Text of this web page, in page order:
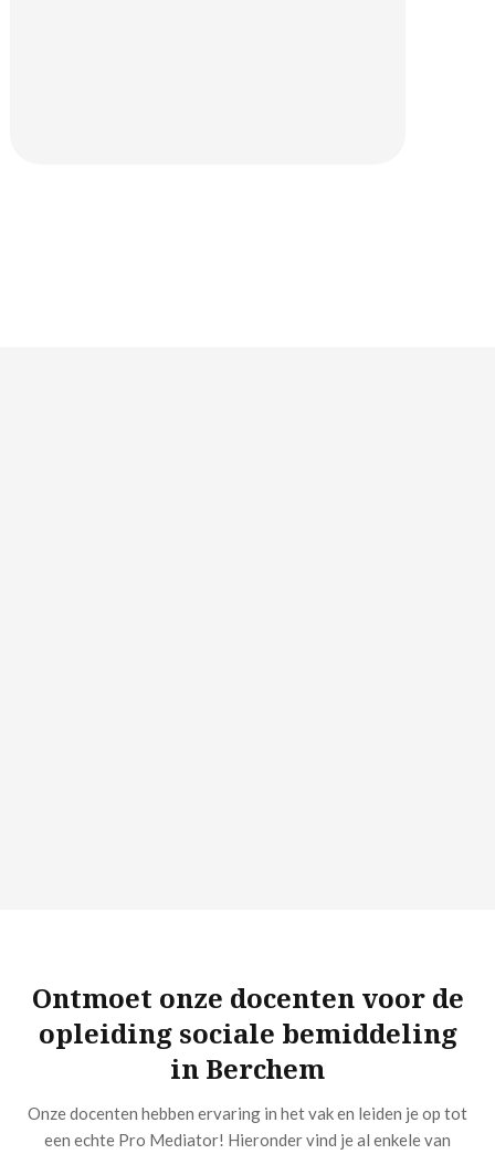
Ontmoet onze docenten voor de
opleiding sociale bemiddeling
in Berchem
Onze docenten hebben ervaring in het vak en leiden je op tot
een echte Pro Mediator! Hieronder vind je al enkele van